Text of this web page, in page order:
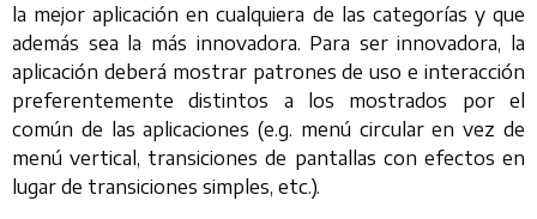
la mejor aplicación en cualquiera de las categorías y que
además sea la más innovadora. Para ser innovadora, la
aplicación deberá mostrar patrones de uso e interacción
preferentemente distintos a los mostrados por el
común de las aplicaciones (e.g. menú circular en vez de
menú vertical, transiciones de pantallas con efectos en
lugar de transiciones simples, etc.).